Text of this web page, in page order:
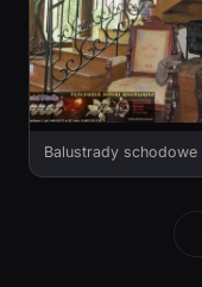
Balustrady schodowe